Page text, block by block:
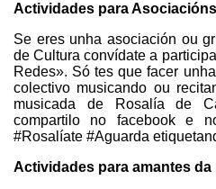
Actividades para
Se eres unha asociación ou
de Cultura convídate a
Redes». Só tes que facer
colectivo musicando ou
musicada de Rosalía de
compartilo no facebook e
#Rosalíate #Aguarda
Actividades para amantes da